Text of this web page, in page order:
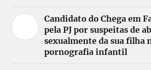
Candidato do Chega em
pela PJ por suspeitas de
sexualmente da sua filha
pornografia infantil